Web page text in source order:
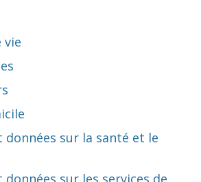
vie
sur la santé et le
sur les services de